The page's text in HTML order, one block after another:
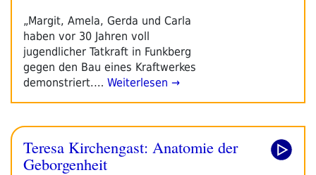
„Margit, Amela, Gerda und Carla
haben vor 30 Jahren voll
jugendlicher Tatkraft in Funkberg
gegen den Bau eines Kraftwerkes
demonstriert.… Weiterlesen →
Teresa Kirchengast: Anatomie der
Geborgenheit